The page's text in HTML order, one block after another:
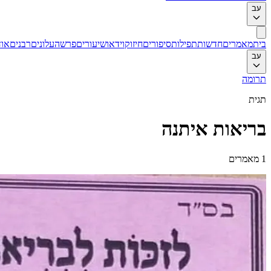
עב
ביתמאמריםחדשותתפילותסיפוריםחיזוקוידאושיעוריםפרשהעלוניםרבנים
עב
תרומה
תגית
בריאות איתנה
1 מאמרים